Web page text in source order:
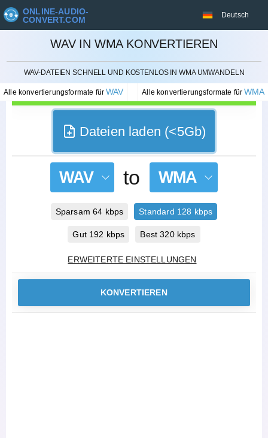
ONLINE-AUDIO-
CONVERT.COM
Deutsch
WAV IN WMA KONVERTIEREN
WAV-DATEIEN SCHNELL UND KOSTENLOS IN WMA UMWANDELN
Alle konvertierungsformate fürWAV Alle konvertierungsformate fürWMA
STORNIEREN
Dateien laden (<5Gb)
WAV to WMA
Sparsam 64 kbps Standard 128 kbps
Gut 192 kbps Best 320 kbps
ERWEITERTE EINSTELLUNGEN
KONVERTIEREN